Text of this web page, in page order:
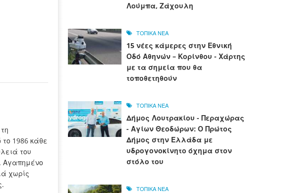
1986 κάθε
του
Αγαπημένο
χωρίς
Λούμπα, Ζάχουλη
ΤΟΠΙΚΑ ΝΕΑ
15 νέες κάμερες στην Εθνική
Οδό Αθηνών – Κορίνθου - Χάρτης
με τα σημεία που θα
τοποθετηθούν
ΤΟΠΙΚΑ ΝΕΑ
Δήμος Λουτρακίου - Περαχώρας
- Αγίων Θεοδώρων: Ο Πρώτος
Δήμος στην Ελλάδα με
υδρογονοκίνητο όχημα στον
στόλο του
ΤΟΠΙΚΑ ΝΕΑ